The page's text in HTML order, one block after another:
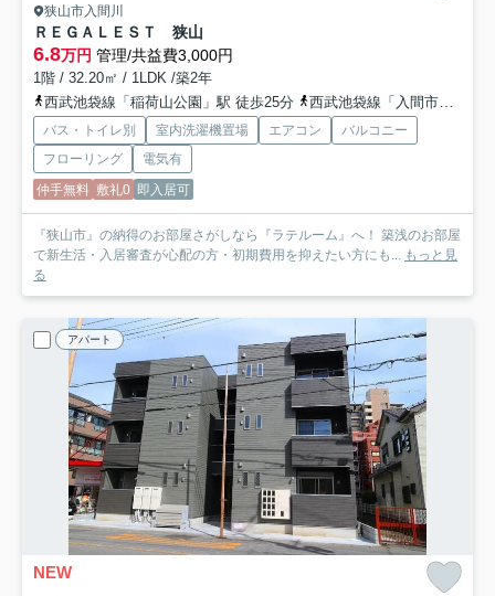
狭山市入間川
ＲＥＧＡＬＥＳＴ 狭山
6.8万円 管理/共益費3,000円
1階 / 32.20㎡ / 1LDK /築2年
西武池袋線「稲荷山公園」駅 徒歩25分
西武池袋線「入間市」駅 バス21分 西武バス「社会福祉会館（狭山市）」 停歩2分
バス・トイレ別 室内洗濯機置場 エアコン
バルコニー
フローリング
電気有
仲手無料 敷礼0 即入居可
『狭山市』の納得のお部屋さがしなら『ラテルーム』へ！ 築浅のお部屋
で新生活・入居審査が心配の方・初期費用を抑えたい方にも... もっと見
る
アパート
NEW